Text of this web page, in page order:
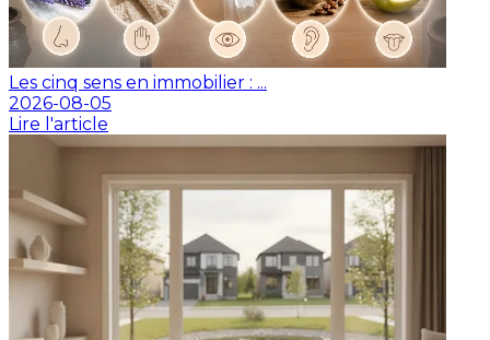
Les cinq sens en immobilier : ...
2026-08-05
Lire l'article